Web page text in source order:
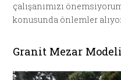
çalışanımızı
konusunda önlemler
Granit Mezar Modeli